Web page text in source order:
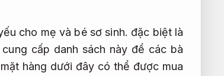
cho mẹ và bé sơ sinh. đặc biệt là
cấp danh sách này để các bà
hàng dưới đây có thể được mua